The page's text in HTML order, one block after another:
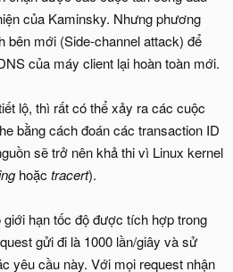
của Kaminsky. Nhưng phương
bên mới (Side-channel attack) để
của máy client lại hoàn toàn mới.
lộ, thì rất có thể xảy ra các cuộc
bằng cách đoán các transaction ID
sẽ trở nên khả thi vì Linux kernel
hoặc tracert).
hạn tốc độ được tích hợp trong
gửi đi là 1000 lần/giây và sử
yêu cầu này. Với mọi request nhận